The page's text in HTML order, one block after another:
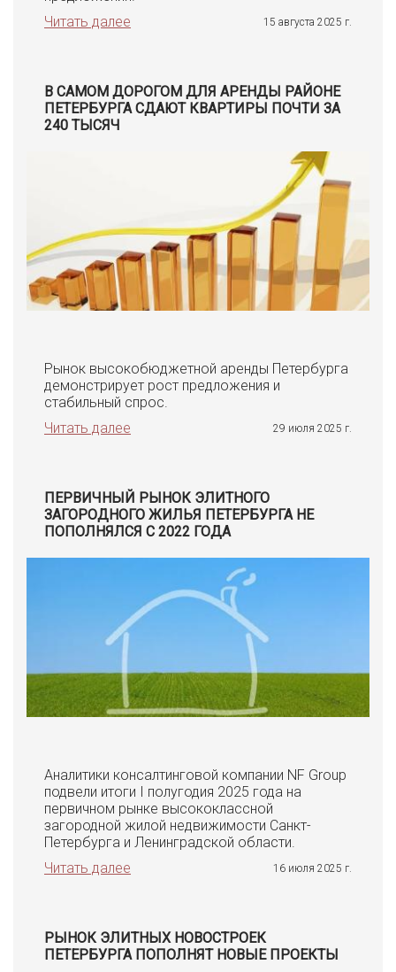
Читать далее
15 августа 2025 г.
В САМОМ ДОРОГОМ ДЛЯ АРЕНДЫ РАЙОНЕ
ПЕТЕРБУРГА СДАЮТ КВАРТИРЫ ПОЧТИ ЗА
240 ТЫСЯЧ
Рынок высокобюджетной аренды Петербурга
демонстрирует рост предложения и
стабильный спрос.
Читать далее
29 июля 2025 г.
ПЕРВИЧНЫЙ РЫНОК ЭЛИТНОГО
ЗАГОРОДНОГО ЖИЛЬЯ ПЕТЕРБУРГА НЕ
ПОПОЛНЯЛСЯ С 2022 ГОДА
Аналитики консалтинговой компании NF Group
подвели итоги I полугодия 2025 года на
первичном рынке высококлассной
загородной жилой недвижимости Санкт-
Петербурга и Ленинградской области.
Читать далее
16 июля 2025 г.
РЫНОК ЭЛИТНЫХ НОВОСТРОЕК
ПЕТЕРБУРГА ПОПОЛНЯТ НОВЫЕ ПРОЕКТЫ